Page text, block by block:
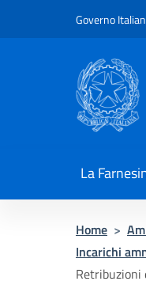
Governo
La
Home >
Incarichi
Retribuzioni